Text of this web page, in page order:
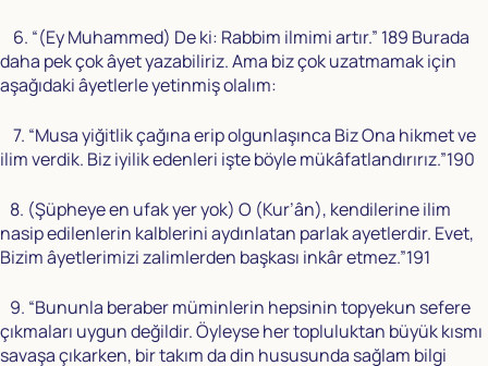
6. “(Ey Muhammed) De ki: Rabbim ilmimi artır.” 189 Burada
daha pek çok âyet yazabiliriz. Ama biz çok uzatmamak için
aşağıdaki âyetlerle yetinmiş olalım:
7. “Musa yiğitlik çağına erip olgunlaşınca Biz Ona hikmet ve
ilim verdik. Biz iyilik edenleri işte böyle mükâfatlandırırız.”190
8. (Şüpheye en ufak yer yok) O (Kur’ân), kendilerine ilim
nasip edilenlerin kalblerini aydınlatan parlak ayetlerdir. Evet,
Bizim âyetlerimizi zalimlerden başkası inkâr etmez.”191
9. “Bununla beraber müminlerin hepsinin topyekun sefere
çıkmaları uygun değildir. Öyleyse her topluluktan büyük kısmı
savaşa çıkarken, bir takım da din hususunda sağlam bilgi